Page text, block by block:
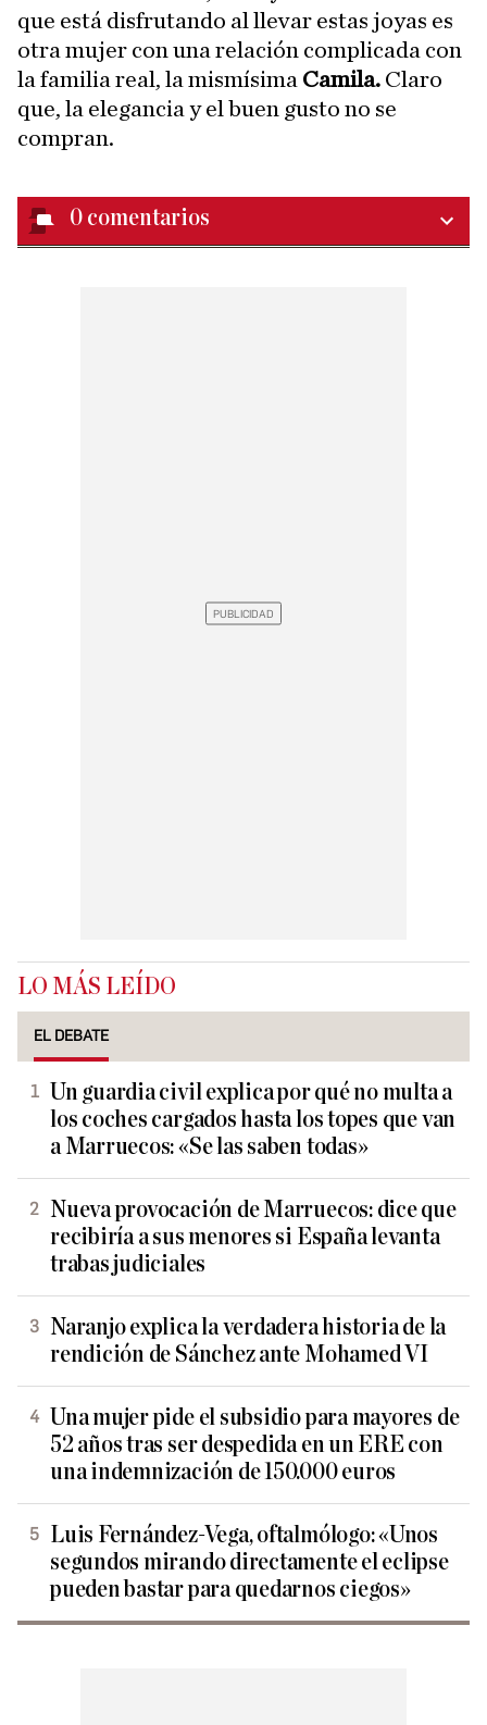
que está disfrutando al llevar estas joyas es
otra mujer con una relación complicada con
la familia real, la mismísima Camila. Claro
que, la elegancia y el buen gusto no se
compran.
0 comentarios
LO MÁS LEÍDO
EL DEBATE
Un guardia civil explica por qué no multa a
los coches cargados hasta los topes que van
a Marruecos: «Se las saben todas»
Nueva provocación de Marruecos: dice que
recibiría a sus menores si España levanta
trabas judiciales
Naranjo explica la verdadera historia de la
rendición de Sánchez ante Mohamed VI
Una mujer pide el subsidio para mayores de
52 años tras ser despedida en un ERE con
una indemnización de 150.000 euros
Luis Fernández-Vega, oftalmólogo: «Unos
segundos mirando directamente el eclipse
pueden bastar para quedarnos ciegos»